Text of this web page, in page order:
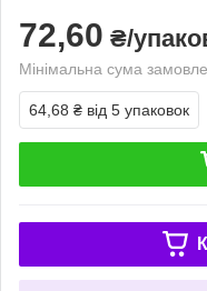
72,60 ₴/
Мінімальна сума
64,68 ₴ від 5 упаковок